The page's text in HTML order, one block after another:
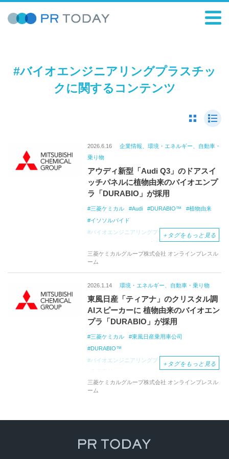
#バイオエンジニアリングプラスチッ
クに関するコンテンツ
2026.6.16
企業情報、環境・エネルギー、自動車・
乗り物
アウディ新型「Audi Q3」のドアスイ
ッチパネルに植物由来のバイオエンプ
ラ「DURABIO」が採用
三菱ケミカル Audi DURABIO™
植物由来
イソソルバイド
バイオエンジニアリングプラスチック
生産の効率化
コスト削減
自動車
＋ タグをもっと見る
三菱ケミカルグループ株式会社 オンラインプレスル
ーム
2026.1.14 環境・エネルギー、自動車・乗り物
東風日産「ティアナ」のクリスタル調
AIスピーカーに 植物由来のバイオエン
プラ「DURABIO」が採用
三菱ケミカル
東風日産乗用車公司
DURABIO™
バイオエンジニアリングプラスチック
自動車
＋ タグをもっと見る
三菱ケミカルグループ株式会社 オンラインプレスル
ーム